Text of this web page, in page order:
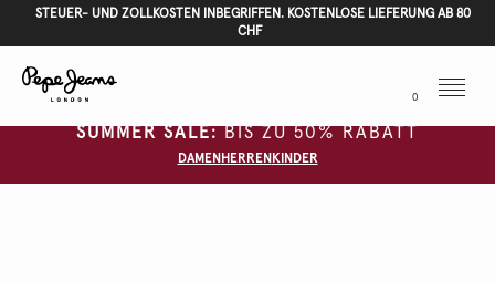
STEUER- UND ZOLLKOSTEN INBEGRIFFEN. KOSTENLOSE LIEFERUNG AB 80
CHF
0
Menu
SUMMER SALE:BIS ZU 50% RABATT
DAMEN HERREN KINDER